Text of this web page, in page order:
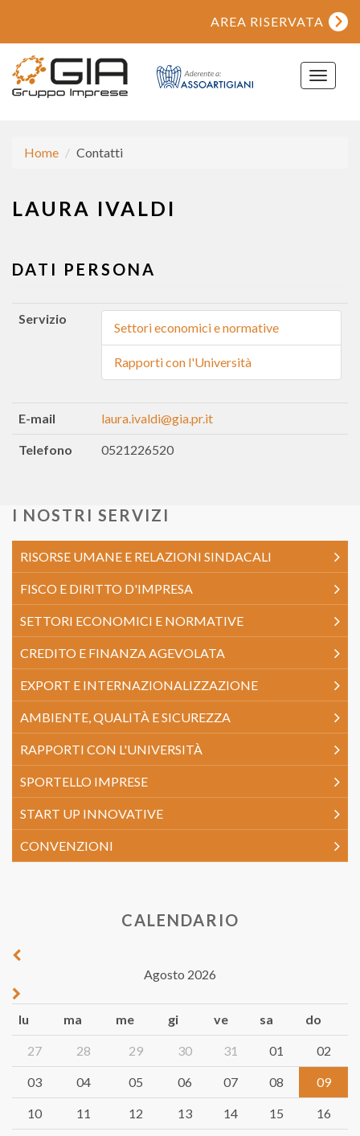
AREA RISERVATA
Toggle
Home Contatti
LAURA IVALDI
DATI PERSONA
Servizio
Settori economici e normative
Rapporti con l'Università
E-mail laura.ivaldi@gia.pr.it
Telefono 0521226520
I NOSTRI SERVIZI
RISORSE UMANE E RELAZIONI SINDACALI
FISCO E DIRITTO D'IMPRESA
SETTORI ECONOMICI E NORMATIVE
CREDITO E FINANZA AGEVOLATA
EXPORT E INTERNAZIONALIZZAZIONE
AMBIENTE, QUALITÀ E SICUREZZA
RAPPORTI CON L'UNIVERSITÀ
SPORTELLO IMPRESE
START UP INNOVATIVE
CONVENZIONI
CALENDARIO
Agosto 2026
lu ma me gi ve sa do
27 28 29 30 31 01 02
03 04 05 06 07 08 09
10 11 12 13 14 15 16